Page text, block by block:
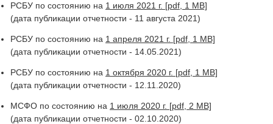
РСБУ по состоянию на 1 июля 2021 г. [pdf, 1 MB]
(дата публикации отчетности - 11 августа 2021)
РСБУ по состоянию на 1 апреля 2021 г. [pdf, 1 MB]
(дата публикации отчетности - 14.05.2021)
РСБУ по состоянию на 1 октября 2020 г. [pdf, 1 MB]
(дата публикации отчетности - 12.11.2020)
МСФО по состоянию на 1 июля 2020 г. [pdf, 2 MB]
(дата публикации отчетности - 02.10.2020)